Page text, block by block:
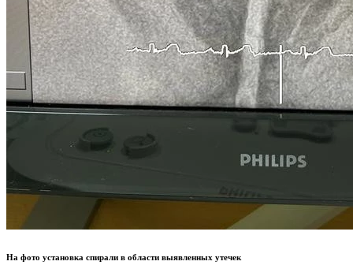
На фото установка спирали в области выявленных утечек